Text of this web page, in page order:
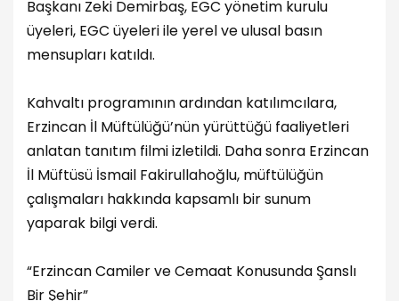
Başkanı Zeki Demirbaş, EGC yönetim kurulu
üyeleri, EGC üyeleri ile yerel ve ulusal basın
mensupları katıldı.
Kahvaltı programının ardından katılımcılara,
Erzincan İl Müftülüğü’nün yürüttüğü faaliyetleri
anlatan tanıtım filmi izletildi. Daha sonra Erzincan
İl Müftüsü İsmail Fakirullahoğlu, müftülüğün
çalışmaları hakkında kapsamlı bir sunum
yaparak bilgi verdi.
“Erzincan Camiler ve Cemaat Konusunda Şanslı
Bir Şehir”